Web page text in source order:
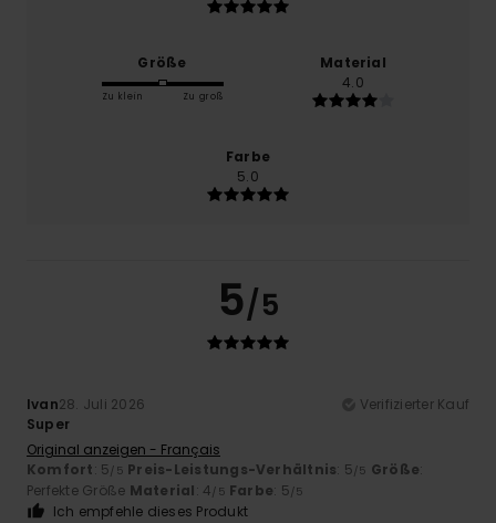
Größe
Zu klein Zu groß
Material
4.0
Farbe
5.0
5/5
Ivan28. Juli 2026
Verifizierter Kauf
Super
Original anzeigen - Français
Komfort: 5/5 Preis-Leistungs-Verhältnis: 5/5 Größe:
Perfekte Größe Material: 4/5 Farbe: 5/5
Ich empfehle dieses Produkt